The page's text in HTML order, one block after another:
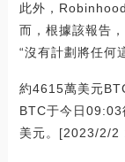
此外，
而，根據該報告
“沒有計劃將任何
約4615萬美元
BTC于今日
美元。[2023/2/2